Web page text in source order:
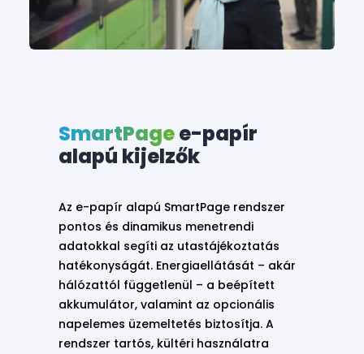
SmartPagee-papír
alapú kijelzők
Az e-papír alapú SmartPage rendszer
pontos és dinamikus menetrendi
adatokkal segíti az utastájékoztatás
hatékonyságát. Energiaellátását – akár
hálózattól függetlenül – a beépített
akkumulátor, valamint az opcionális
napelemes üzemeltetés biztosítja. A
rendszer tartós, kültéri használatra